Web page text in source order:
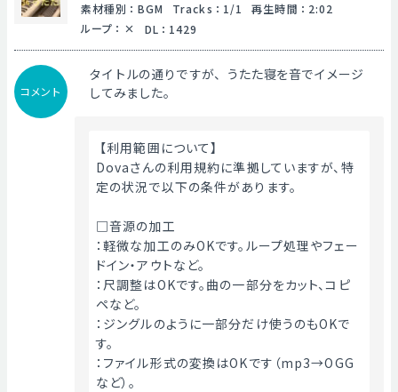
素材種別 ： BGM Tracks ： 1/1 再生時間 ： 2:02
ループ ： DL ： 1429
コメント
タイトルの通りですが、うたた寝を音でイメージ
してみました。
【利用範囲について】
Dovaさんの利用規約に準拠していますが、特
定の状況で以下の条件があります。
□音源の加工
：軽微な加工のみOKです。ループ処理やフェー
ドイン・アウトなど。
：尺調整はOKです。曲の一部分をカット、コピ
ペなど。
：ジングルのように一部分だけ使うのもOKで
す。
：ファイル形式の変換はOKです（mp3→OGG
など）。